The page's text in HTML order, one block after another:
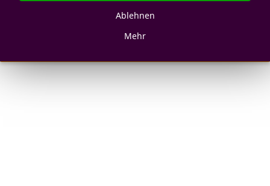
Mehr
Ablehnen